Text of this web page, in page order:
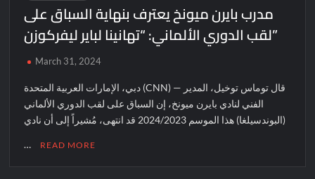
مدرب بايرن ميونخ يعترف بنهاية السباق على
لقب الدوري الألماني: “تهانينا لباير ليفركوزن”
March 31, 2024
دبي، الإمارات العربية المتحدة (CNN) — قال توماس توخيل، المدير
الفني لنادي بايرن ميونخ، إن السباق على لقب الدوري الألماني
(البوندسيلغا) هذا الموسم 2024/2023 قد انتهى، مُشيراً إلى أن نادي
… READ MORE